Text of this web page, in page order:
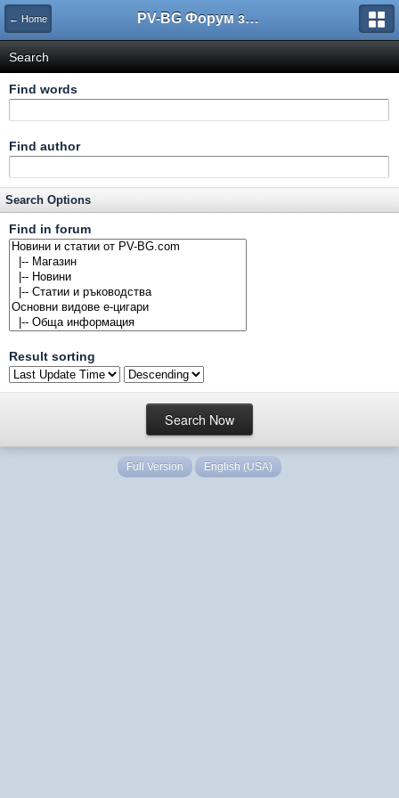
← Home PV-BG Форум за електронни цигари
Search
Find words
Find author
Search Options
Find in forum
Result sorting
Full Version English (USA)